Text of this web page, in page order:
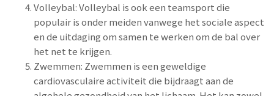
Volleybal: Volleybal is ook een teamsport die
populair is onder meiden vanwege het sociale aspect
en de uitdaging om samen te werken om de bal over
het net te krijgen.
Zwemmen: Zwemmen is een geweldige
cardiovasculaire activiteit die bijdraagt aan de